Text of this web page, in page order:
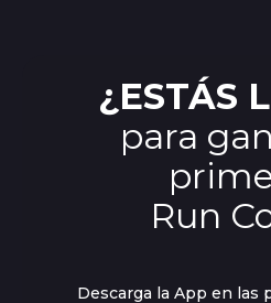
¿ESTÁS
para
Run
Descarga la App en las